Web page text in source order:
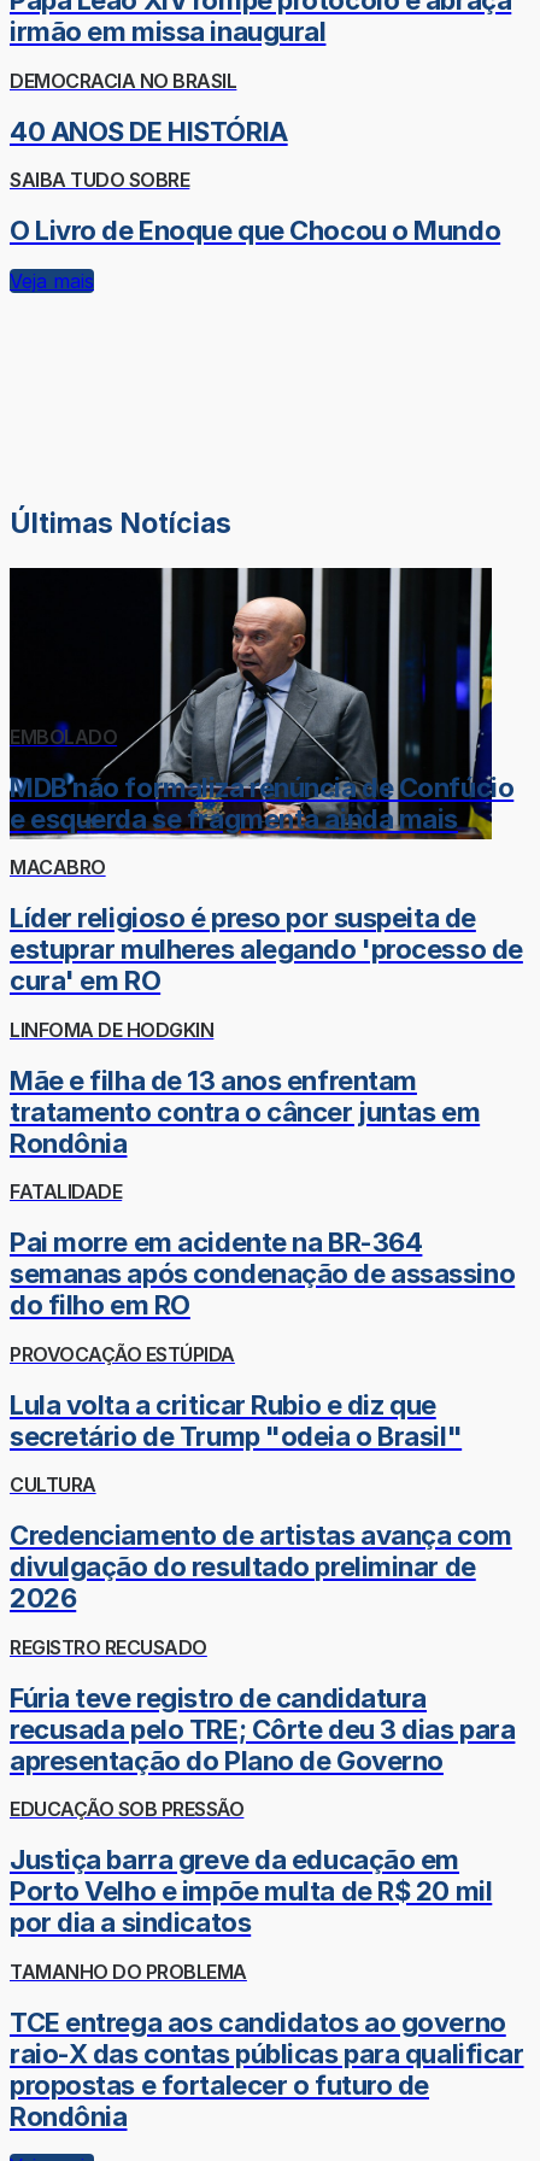
irmão em missa inaugural
DEMOCRACIA NO BRASIL
40 ANOS DE HISTÓRIA
SAIBA TUDO SOBRE
O Livro de Enoque que Chocou o Mundo
Veja mais
Últimas Notícias
EMBOLADO
MDB não formaliza renúncia de Confúcio
e esquerda se fragmenta ainda mais
MACABRO
Líder religioso é preso por suspeita de
estuprar mulheres alegando 'processo de
cura' em RO
LINFOMA DE HODGKIN
Mãe e filha de 13 anos enfrentam
tratamento contra o câncer juntas em
Rondônia
FATALIDADE
Pai morre em acidente na BR-364
semanas após condenação de assassino
do filho em RO
PROVOCAÇÃO ESTÚPIDA
Lula volta a criticar Rubio e diz que
secretário de Trump "odeia o Brasil"
CULTURA
Credenciamento de artistas avança com
divulgação do resultado preliminar de
2026
REGISTRO RECUSADO
Fúria teve registro de candidatura
recusada pelo TRE; Côrte deu 3 dias para
apresentação do Plano de Governo
EDUCAÇÃO SOB PRESSÃO
Justiça barra greve da educação em
Porto Velho e impõe multa de R$ 20 mil
por dia a sindicatos
TAMANHO DO PROBLEMA
TCE entrega aos candidatos ao governo
raio-X das contas públicas para qualificar
propostas e fortalecer o futuro de
Rondônia